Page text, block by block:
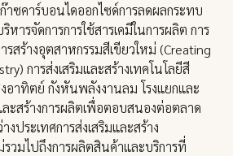
าซคาร์บอนไดออกไซด์การลดผลกระทบ
ารจัดการการใช้สารเคมีในการผลิต การ
รสร้างอุตสาหกรรมสีเขียวใหม่ (Creating
การส่งเสริมและสร้างเทคโนโลยีสี
อาทิตย์ กังหันพลังงานลม โรงแยกและ
ละสร้างการผลิตเพื่อตอบสนองต่อตลาด
งประเทศการส่งเสริมและสร้าง
วมไปถึงการผลิตสินค้าและบริการที่